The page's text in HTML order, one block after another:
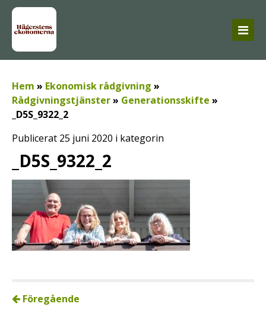
Hem » Ekonomisk rådgivning »
Rådgivningstjänster» Generationsskifte »
_D5S_9322_2
Publicerat 25 juni 2020 i kategorin
_D5S_9322_2
Föregående